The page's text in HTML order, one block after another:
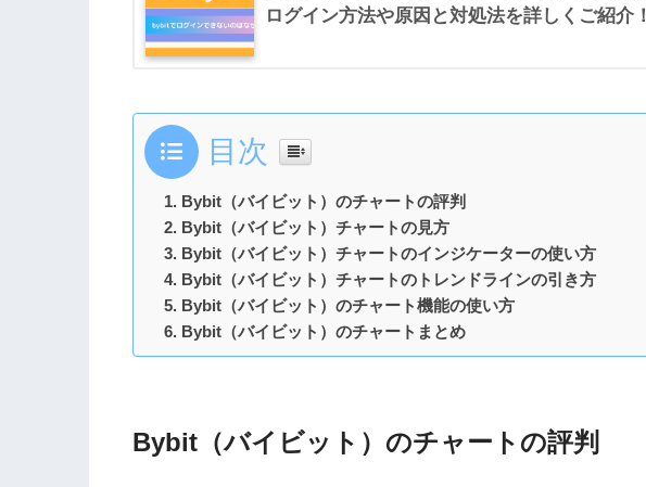
ログイン方法や原因と対処法を詳しくご紹介！
目次
Bybit（バイビット）のチャートの評判
Bybit（バイビット）チャートの見方
Bybit（バイビット）チャートのインジケーターの使い方
Bybit（バイビット）チャートのトレンドラインの引き方
Bybit（バイビット）のチャート機能の使い方
Bybit（バイビット）のチャートまとめ
Bybit（バイビット）のチャートの評判